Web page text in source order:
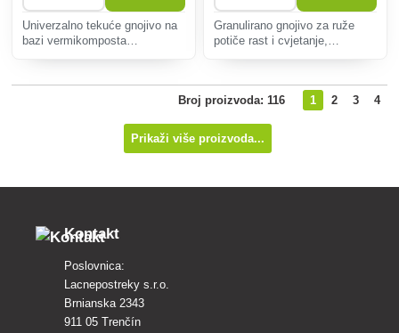
Univerzalno tekuće gnojivo na
bazi vermikomposta
plodnost. Ekološki, siguran za
Granulirano gnojivo za ruže
potiče rast i cvjetanje,
hranjivim tvarima za jake
stabljike i obilne cvjetove.
Broj proizvoda: 116 1 2 3 4
Prikaži više proizvoda...
Kontakt
Poslovnica:
Lacnepostreky s.r.o.
Brnianska 2343
911 05 Trenčín